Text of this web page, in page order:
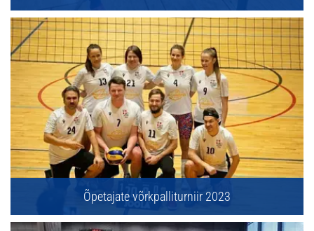
Õpetajate võrkpalliturniir 2023